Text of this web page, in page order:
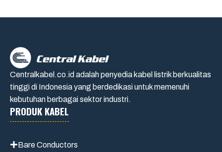
Centralkabel.co.id adalah penyedia kabel listrik berkualitas
tinggi di Indonesia yang berdedikasi untuk memenuhi
kebutuhan berbagai sektor industri.
PRODUK KABEL
Bare Conductors